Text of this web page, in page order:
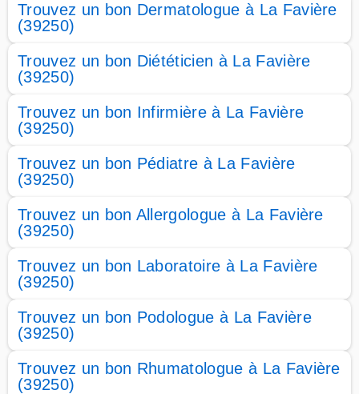
Trouvez un bon Dermatologue à La Favière
(39250)
Trouvez un bon Diététicien à La Favière
(39250)
Trouvez un bon Infirmière à La Favière
(39250)
Trouvez un bon Pédiatre à La Favière
(39250)
Trouvez un bon Allergologue à La Favière
(39250)
Trouvez un bon Laboratoire à La Favière
(39250)
Trouvez un bon Podologue à La Favière
(39250)
Trouvez un bon Rhumatologue à La Favière
(39250)